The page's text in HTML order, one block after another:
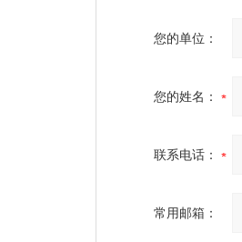
您的单位：
您的姓名：
联系电话：
常用邮箱：